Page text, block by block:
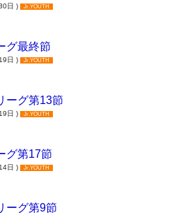
日 ) Jr.YOUTH
グ最終節
日 ) Jr.YOUTH
ーグ第13節
日 ) Jr.YOUTH
グ第17節
日 ) Jr.YOUTH
ーグ第9節